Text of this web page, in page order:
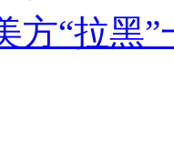
方“拉黑